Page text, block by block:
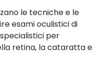
le tecniche e le
esami oculistici di
per
retina, la cataratta e